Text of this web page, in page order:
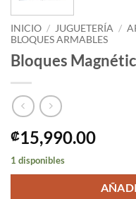
INICIO / JUGUETERÍA /
BLOQUES ARMABLES
Bloques
₡15,990.00
1 disponibles